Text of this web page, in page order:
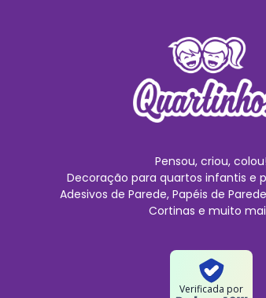
Pensou, criou, colou!
Decoração para quartos infantis e
Adesivos de Parede, Papéis de
Cortinas e muito
Verificada por